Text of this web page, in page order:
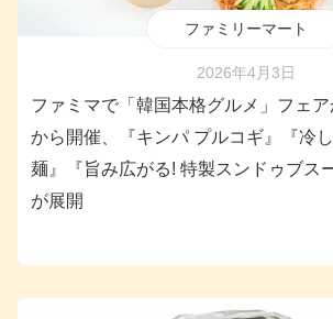
ファミリーマート
2026年4月3日
ファミマで「韓国本格グルメ」フェ
から開催、『キンパ プルコギ』『冷
麺』『旨み広がる! 特製スンドゥブス
が展開